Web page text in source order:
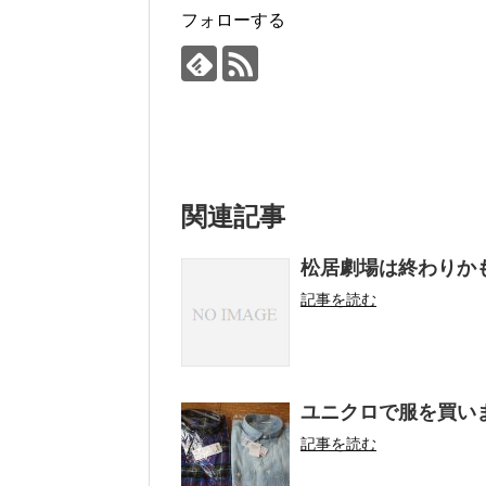
フォローする
関連記事
松居劇場は終わりか
記事を読む
ユニクロで服を買い
記事を読む